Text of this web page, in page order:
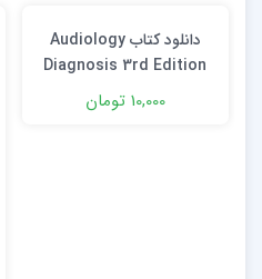
دانلود کتاب Audiology
Diagnosis 3rd Edition
10,000 تومان